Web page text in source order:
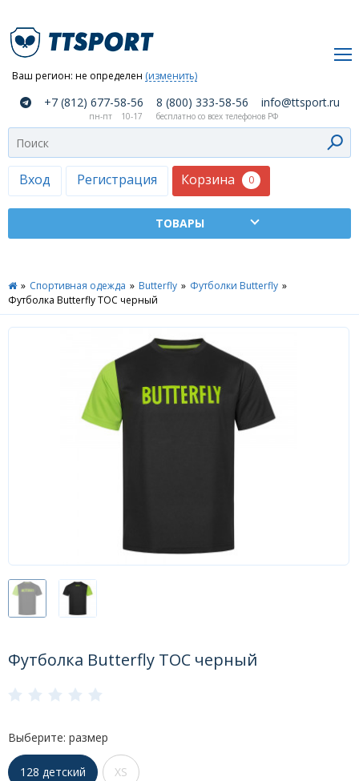
Ваш регион: не определен (изменить)
Вход Регистрация Корзина 0
компании
Как
сделать
заказ
Оплата
доставка
Москва
Дилеры
+7 (812) 677-58-56 8 (800) 333-58-56 info@ttsport.ru
пн-пт 10-17 бесплатно со всех телефонов РФ
» Спортивная одежда » Butterfly » Футболки Butterfly »
Футболка Butterfly TOC черный
Футболка Butterfly TOC черный
Выберите: размер
128 детский XS